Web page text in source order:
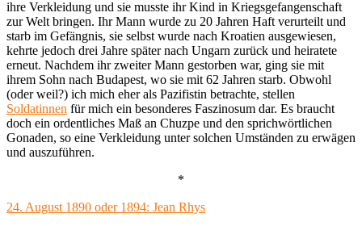
ihre Verkleidung und sie musste ihr Kind in Kriegsgefangenschaft
zur Welt bringen. Ihr Mann wurde zu 20 Jahren Haft verurteilt und
starb im Gefängnis, sie selbst wurde nach Kroatien ausgewiesen,
kehrte jedoch drei Jahre später nach Ungarn zurück und heiratete
erneut. Nachdem ihr zweiter Mann gestorben war, ging sie mit
ihrem Sohn nach Budapest, wo sie mit 62 Jahren starb. Obwohl
(oder weil?) ich mich eher als Pazifistin betrachte, stellen
Soldatinnen für mich ein besonderes Faszinosum dar. Es braucht
doch ein ordentliches Maß an Chuzpe und den sprichwörtlichen
Gonaden, so eine Verkleidung unter solchen Umständen zu erwägen
und auszuführen.
*
24. August 1890 oder 1894: Jean Rhys